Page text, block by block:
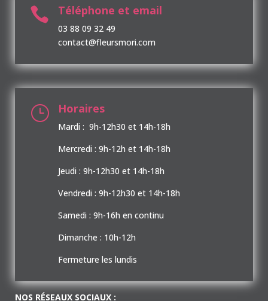
 Téléphone et email
03 88 09 32 49
contact@fleursmori.com
} Horaires
Mardi : 9h-12h30 et 14h-18h
Mercredi : 9h-12h et 14h-18h
Jeudi : 9h-12h30 et 14h-18h
Vendredi : 9h-12h30 et 14h-18h
Samedi : 9h-16h en continu
Dimanche : 10h-12h
Fermeture les lundis
NOS RÉSEAUX SOCIAUX :